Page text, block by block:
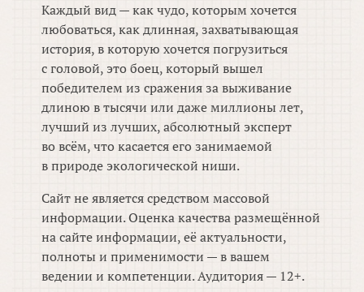
Каждый вид — как чудо, которым хочется
любоваться, как длинная, захватывающая
история, в которую хочется погрузиться
с головой, это боец, который вышел
победителем из сражения за выживание
длиною в тысячи или даже миллионы лет,
лучший из лучших, абсолютный эксперт
во всём, что касается его занимаемой
в природе экологической ниши.
Сайт не является средством массовой
информации. Оценка качества размещённой
на сайте информации, её актуальности,
полноты и применимости — в вашем
ведении и компетенции. Аудитория — 12+.